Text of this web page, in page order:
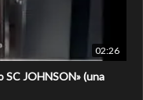
02:26
JOHNSON» (una